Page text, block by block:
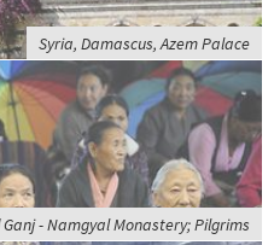
Syria, Damascus, Azem Palace
- Namgyal Monastery; Pilgrims